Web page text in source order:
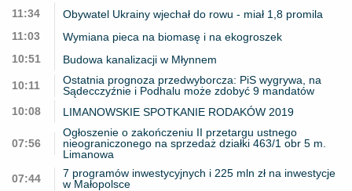
11:34
Obywatel Ukrainy wjechał do rowu - miał 1,8 promila
11:03
Wymiana pieca na biomasę i na ekogroszek
10:51
Budowa kanalizacji w Młynnem
10:11
Ostatnia prognoza przedwyborcza: PiS wygrywa, na
Sądecczyźnie i Podhalu może zdobyć 9 mandatów
10:08
LIMANOWSKIE SPOTKANIE RODAKÓW 2019
07:56
Ogłoszenie o zakończeniu II przetargu ustnego
nieograniczonego na sprzedaż działki 463/1 obr 5 m.
Limanowa
07:44
7 programów inwestycyjnych i 225 mln zł na inwestycje
w Małopolsce